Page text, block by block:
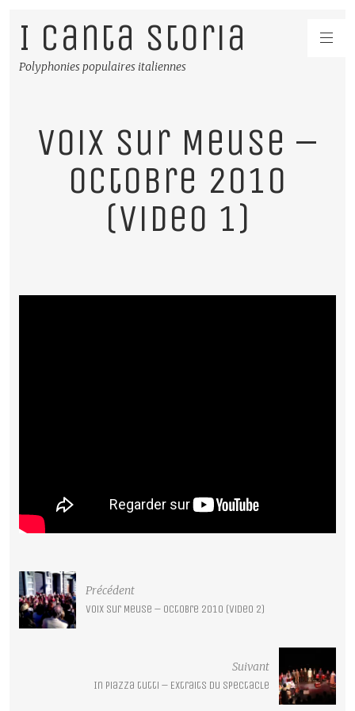
I Canta Storia
Polyphonies populaires italiennes
Voix sur Meuse –
Octobre 2010
(video 1)
Précédent
Voix sur Meuse – Octobre 2010 (video 2)
Suivant
In piazza tutti – Extraits du spectacle